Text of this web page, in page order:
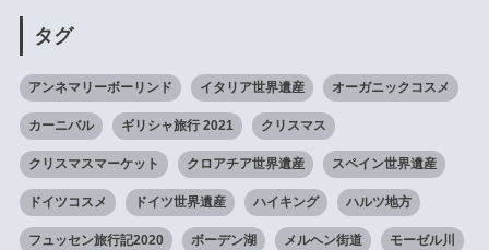
タグ
アンネマリーボーリンド イタリア世界遺産 オーガニックコスメ
カーニバル ギリシャ旅行 2021 クリスマス
クリスマスマーケット クロアチア世界遺産 スペイン世界遺産
ドイツコスメ ドイツ世界遺産 ハイキング ハルツ地方
フュッセン旅行記2020 ボーデン湖 メルヘン街道 モーゼル川